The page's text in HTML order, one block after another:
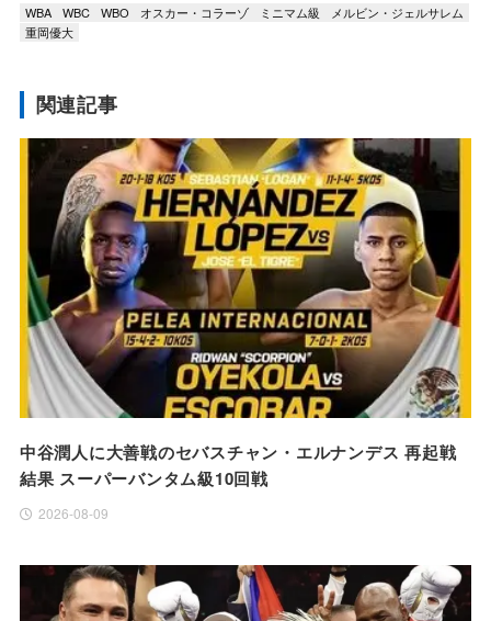
WBA WBC WBO オスカー・コラーゾ ミニマム級
メルビン・ジェルサレム
重岡優大
関連記事
中谷潤人に大善戦のセバスチャン・エルナンデス 再起戦
結果 スーパーバンタム級10回戦
2026-08-09